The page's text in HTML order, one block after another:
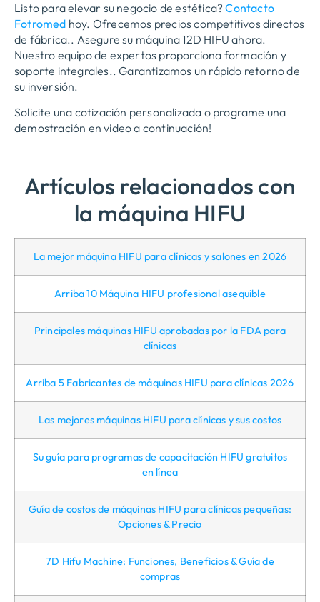
Listo para elevar su negocio de estética?Contacto
Fotromed hoy. Ofrecemos precios competitivos directos
de fábrica.. Asegure su máquina 12D HIFU ahora.
Nuestro equipo de expertos proporciona formación y
soporte integrales.. Garantizamos un rápido retorno de
su inversión.
Solicite una cotización personalizada o programe una
demostración en video a continuación!
Artículos relacionados con
la máquina HIFU
La mejor máquina HIFU para clínicas y salones en 2026
Arriba 10 Máquina HIFU profesional asequible
Principales máquinas HIFU aprobadas por la FDA para
clínicas
Arriba 5 Fabricantes de máquinas HIFU para clínicas 2026
Las mejores máquinas HIFU para clínicas y sus costos
Su guía para programas de capacitación HIFU gratuitos
en línea
Guía de costos de máquinas HIFU para clínicas pequeñas:
Opciones & Precio
7D Hifu Machine: Funciones, Beneficios & Guía de
compras